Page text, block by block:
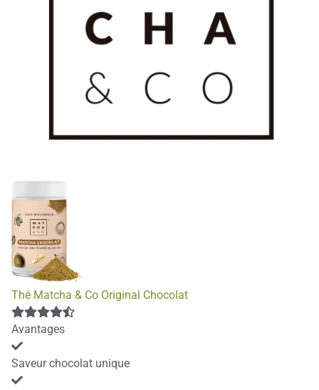
Thé Matcha & Co Original Chocolat
Avantages
Saveur chocolat unique